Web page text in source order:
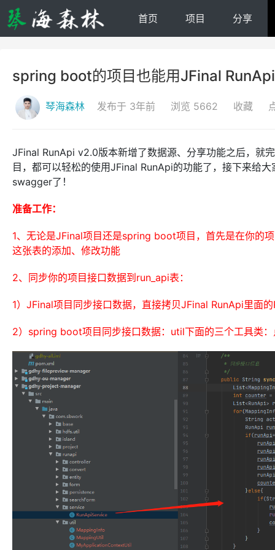
首页 项目 分享
spring boot的项目也能用JFinal
琴海森林 发布于 3年前 浏览 5662 收藏
JFinal RunApi v2.0版本新增了数据源、分享功能之后，就
目，都可以轻松的使用JFinal RunApi的功能了，接下来给
swagger了！
准备工作：
1、无论是JFinal项目还是spring boot项目，首先是在你的
这张表的添加、修改功能
2、同步你的项目接口数据到run_api表：
1）JFinal项目同步接口数据，直接拷贝JFinal RunApi里面的
2）spring boot项目同步接口数据：util下面的三个工具类